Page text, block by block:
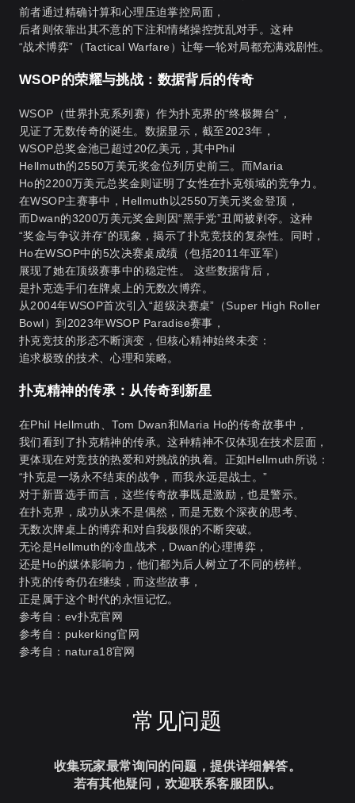
前者通过精确计算和心理压迫掌控局面，
后者则依靠出其不意的下注和情绪操控扰乱对手。这种
“战术博弈”（Tactical Warfare）让每一轮对局都充满戏剧性。
WSOP的荣耀与挑战：数据背后的传奇
WSOP（世界扑克系列赛）作为扑克界的“终极舞台”，
见证了无数传奇的诞生。数据显示，截至2023年，
WSOP总奖金池已超过20亿美元，其中Phil
Hellmuth的2550万美元奖金位列历史前三。而Maria
Ho的2200万美元总奖金则证明了女性在扑克领域的竞争力。
在WSOP主赛事中，Hellmuth以2550万美元奖金登顶，
而Dwan的3200万美元奖金则因“黑手党”丑闻被剥夺。这种
“奖金与争议并存”的现象，揭示了扑克竞技的复杂性。同时，
Ho在WSOP中的5次决赛桌成绩（包括2011年亚军）
展现了她在顶级赛事中的稳定性。 这些数据背后，
是扑克选手们在牌桌上的无数次博弈。
从2004年WSOP首次引入“超级决赛桌”（Super High Roller
Bowl）到2023年WSOP Paradise赛事，
扑克竞技的形态不断演变，但核心精神始终未变：
追求极致的技术、心理和策略。
扑克精神的传承：从传奇到新星
在Phil Hellmuth、Tom Dwan和Maria Ho的传奇故事中，
我们看到了扑克精神的传承。这种精神不仅体现在技术层面，
更体现在对竞技的热爱和对挑战的执着。正如Hellmuth所说：
“扑克是一场永不结束的战争，而我永远是战士。”
对于新晋选手而言，这些传奇故事既是激励，也是警示。
在扑克界，成功从来不是偶然，而是无数个深夜的思考、
无数次牌桌上的博弈和对自我极限的不断突破。
无论是Hellmuth的冷血战术，Dwan的心理博弈，
还是Ho的媒体影响力，他们都为后人树立了不同的榜样。
扑克的传奇仍在继续，而这些故事，
正是属于这个时代的永恒记忆。
参考自： ev扑克官网
参考自： pukerking官网
参考自： natura18官网
常见问题
收集玩家最常询问的问题，提供详细解答。
若有其他疑问，欢迎联系客服团队。